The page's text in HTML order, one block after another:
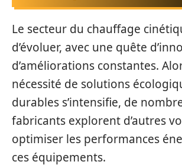
Le secteur du chauffage
d’évoluer, avec une quête
d’améliorations constantes.
nécessité de solutions
durables s’intensifie, de
fabricants explorent d’autres
optimiser les performances
ces équipements.